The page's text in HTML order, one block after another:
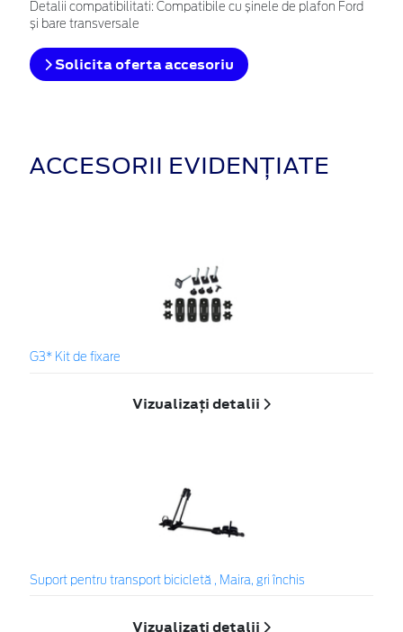
Detalii compatibilitati: Compatibile cu șinele de plafon Ford
și bare transversale
Solicita oferta accesoriu
ACCESORII EVIDENȚIATE
G3* Kit de fixare
Vizualizați detalii
Suport pentru transport bicicletă , Maira, gri închis
Vizualizați detalii